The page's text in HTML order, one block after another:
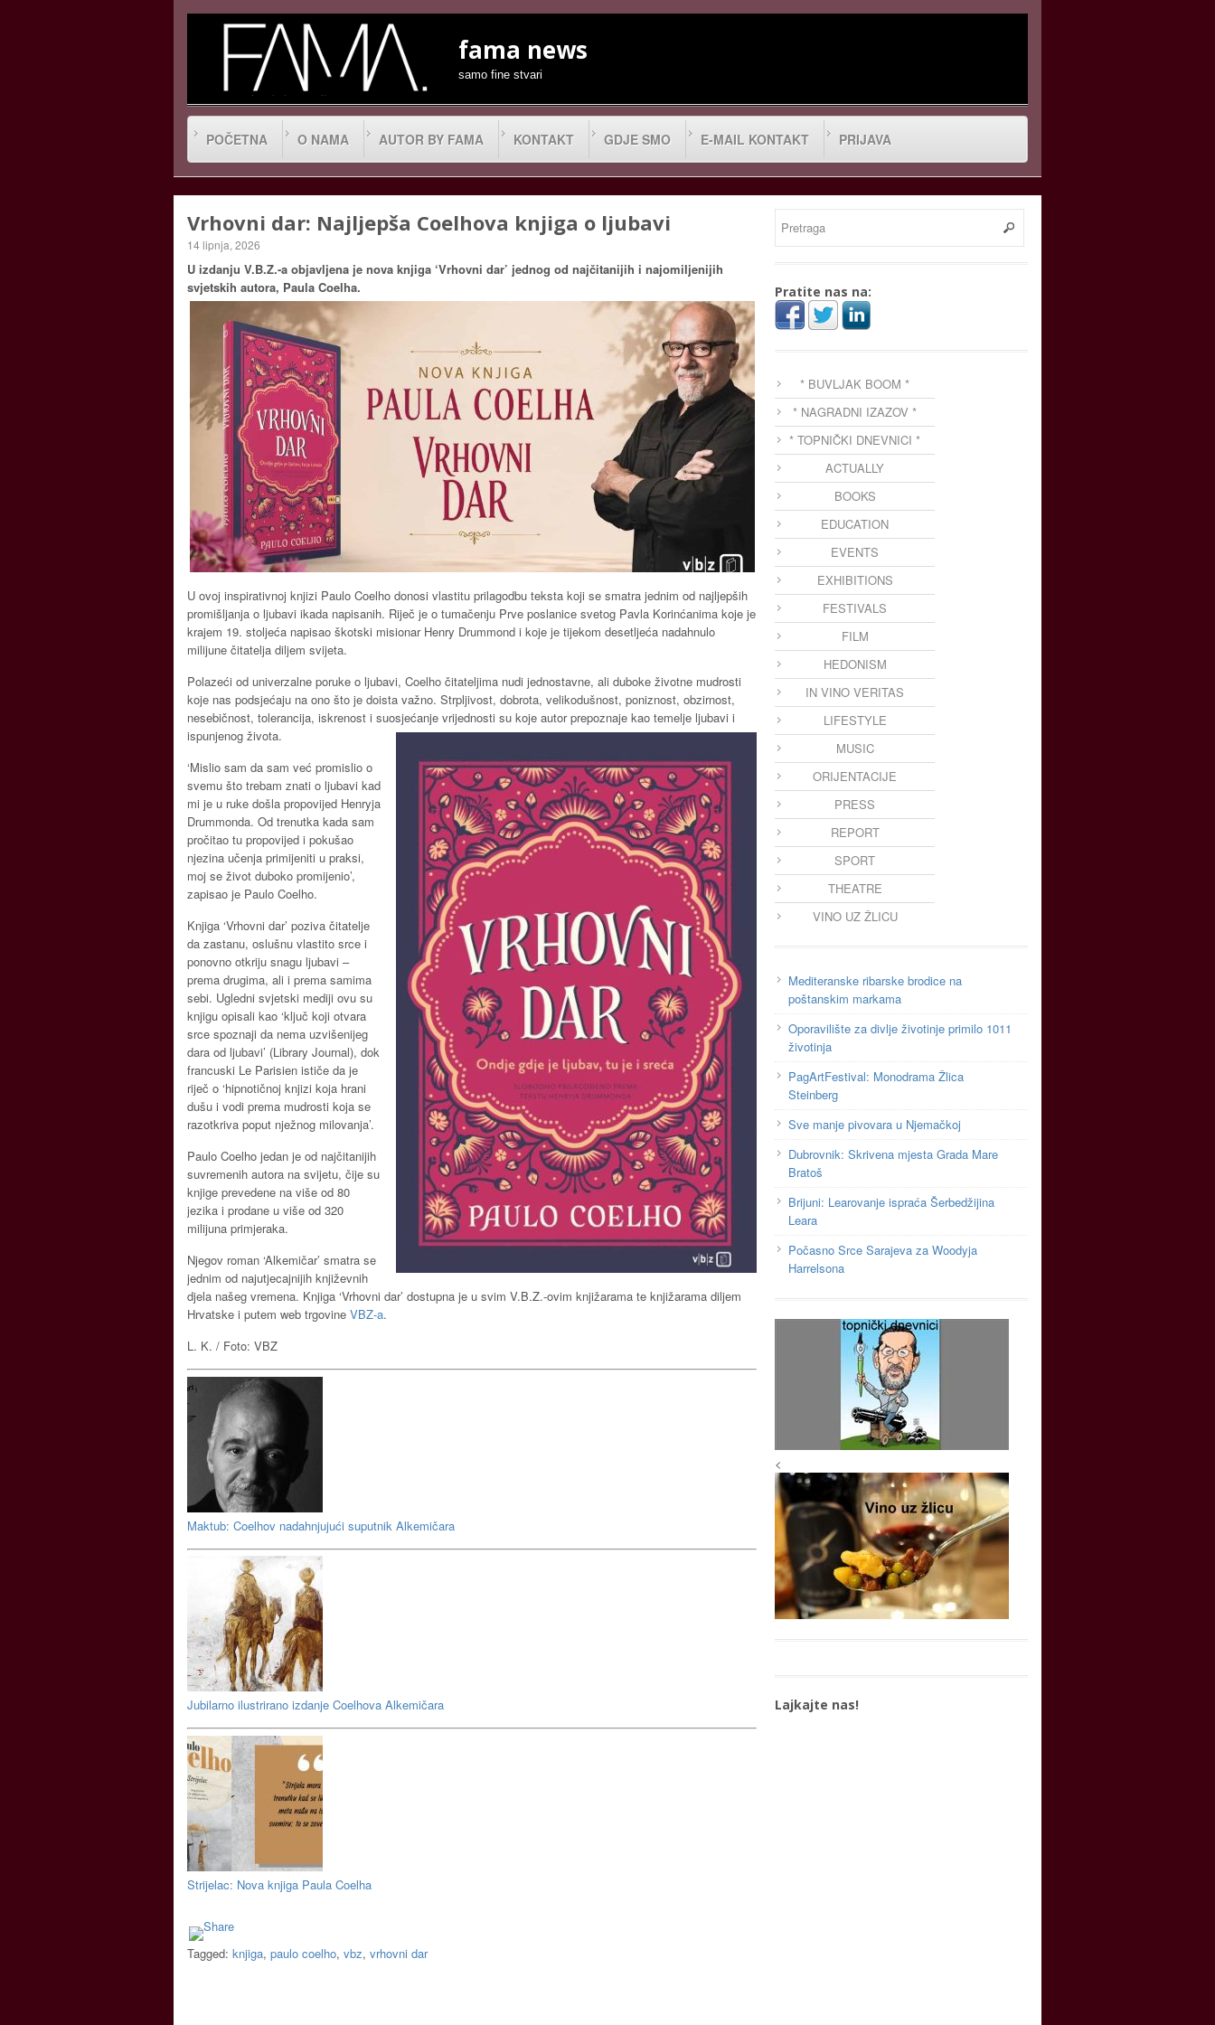
fama news
samo fine stvari
POČETNA O NAMA AUTOR BY FAMA KONTAKT GDJE SMO E-MAIL KONTAKT PRIJAVA
Vrhovni dar: Najljepša Coelhova knjiga o ljubavi
14 lipnja, 2026
U izdanju V.B.Z.-a objavljena je nova knjiga ‘Vrhovni dar’ jednog od najčitanijih i najomiljenijih
svjetskih autora, Paula Coelha.
U ovoj inspirativnoj knjizi Paulo Coelho donosi vlastitu prilagodbu teksta koji se smatra jednim od najljepših
promišljanja o ljubavi ikada napisanih. Riječ je o tumačenju Prve poslanice svetog Pavla Korinćanima koje je
krajem 19. stoljeća napisao škotski misionar Henry Drummond i koje je tijekom desetljeća nadahnulo
milijune čitatelja diljem svijeta.
Polazeći od univerzalne poruke o ljubavi, Coelho čitateljima nudi jednostavne, ali duboke životne mudrosti
koje nas podsjećaju na ono što je doista važno. Strpljivost, dobrota, velikodušnost, poniznost, obzirnost,
nesebičnost, tolerancija, iskrenost i suosjećanje vrijednosti su koje autor prepoznaje kao temelje ljubavi i
ispunjenog života.
‘Mislio sam da sam već promislio o
svemu što trebam znati o ljubavi kad
mi je u ruke došla propovijed Henryja
Drummonda. Od trenutka kada sam
pročitao tu propovijed i pokušao
njezina učenja primijeniti u praksi,
moj se život duboko promijenio’,
zapisao je Paulo Coelho.
Knjiga ‘Vrhovni dar’ poziva čitatelje
da zastanu, oslušnu vlastito srce i
ponovno otkriju snagu ljubavi –
prema drugima, ali i prema samima
sebi. Ugledni svjetski mediji ovu su
knjigu opisali kao ‘ključ koji otvara
srce spoznaji da nema uzvišenijeg
dara od ljubavi’ (Library Journal), dok
francuski Le Parisien ističe da je
riječ o ‘hipnotičnoj knjizi koja hrani
dušu i vodi prema mudrosti koja se
razotkriva poput nježnog milovanja’.
Paulo Coelho jedan je od najčitanijih
suvremenih autora na svijetu, čije su
knjige prevedene na više od 80
jezika i prodane u više od 320
milijuna primjeraka.
Njegov roman ‘Alkemičar’ smatra se
jednim od najutjecajnijih književnih
djela našeg vremena. Knjiga ‘Vrhovni dar’ dostupna je u svim V.B.Z.-ovim knjižarama te knjižarama diljem
Hrvatske i putem web trgovine VBZ-a.
L. K. / Foto: VBZ
Maktub: Coelhov nadahnjujući suputnik Alkemičara
Jubilarno ilustrirano izdanje Coelhova Alkemičara
Strijelac: Nova knjiga Paula Coelha
Tagged: knjiga, paulo coelho, vbz, vrhovni dar
Pratite nas na:
* BUVLJAK BOOM *
* NAGRADNI IZAZOV *
* TOPNIČKI DNEVNICI *
ACTUALLY
BOOKS
EDUCATION
EVENTS
EXHIBITIONS
FESTIVALS
FILM
HEDONISM
IN VINO VERITAS
LIFESTYLE
MUSIC
ORIJENTACIJE
PRESS
REPORT
SPORT
THEATRE
VINO UZ ŽLICU
Mediteranske ribarske brodice na
poštanskim markama
Oporavilište za divlje životinje primilo 1011
životinja
PagArtFestival: Monodrama Žlica
Steinberg
Sve manje pivovara u Njemačkoj
Dubrovnik: Skrivena mjesta Grada Mare
Bratoš
Brijuni: Learovanje ispraća Šerbedžijina
Leara
Počasno Srce Sarajeva za Woodyja
Harrelsona
<
Lajkajte nas!